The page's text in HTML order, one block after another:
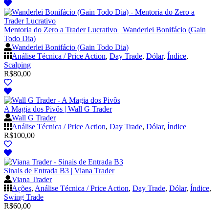
Mentoria do Zero a Trader Lucrativo | Wanderlei Bonifácio (Gain
Todo Dia)
Wanderlei Bonifácio (Gain Todo Dia)
Análise Técnica / Price Action, Day Trade, Dólar, Índice,
Scalping
R$80,00
A Magia dos Pivôs | Wall G Trader
Wall G Trader
Análise Técnica / Price Action, Day Trade, Dólar, Índice
R$100,00
Sinais de Entrada B3 | Viana Trader
Viana Trader
Ações, Análise Técnica / Price Action, Day Trade, Dólar, Índice,
Swing Trade
R$60,00